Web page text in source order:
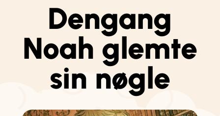
Dengang
Noah glemte
sin nøgle